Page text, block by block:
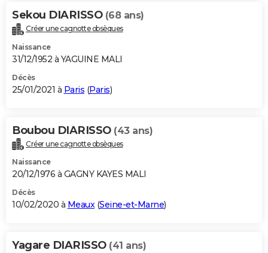
Sekou DIARISSO (68 ans)
Créer une cagnotte obsèques
Naissance
31/12/1952 à YAGUINE MALI
Décès
25/01/2021 à Paris (Paris)
Boubou DIARISSO (43 ans)
Créer une cagnotte obsèques
Naissance
20/12/1976 à GAGNY KAYES MALI
Décès
10/02/2020 à Meaux(Seine-et-Marne)
Yagare DIARISSO (41 ans)